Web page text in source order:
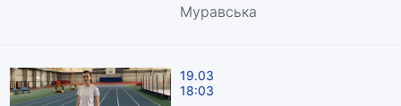
Муравська
19.03
18:03